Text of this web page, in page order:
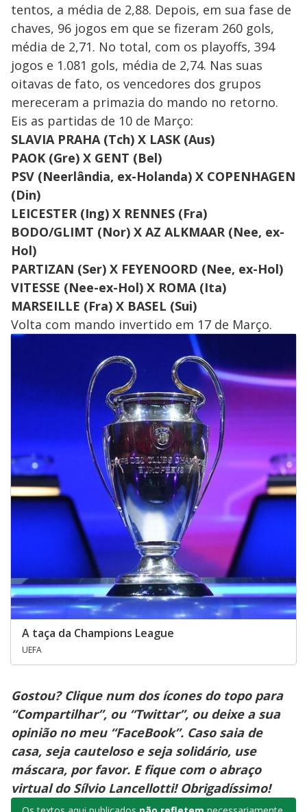
tentos, a média de 2,88. Depois, em sua fase de
chaves, 96 jogos em que se fizeram 260 gols,
média de 2,71. No total, com os playoffs, 394
jogos e 1.081 gols, média de 2,74. Nas suas
oitavas de fato, os vencedores dos grupos
mereceram a primazia do mando no retorno.
Eis as partidas de 10 de Março:
SLAVIA PRAHA (Tch) X LASK (Aus)
PAOK (Gre) X GENT (Bel)
PSV (Neerlândia, ex-Holanda) X COPENHAGEN
(Din)
LEICESTER (Ing) X RENNES (Fra)
BODO/GLIMT (Nor) X AZ ALKMAAR (Nee, ex-
Hol)
PARTIZAN (Ser) X FEYENOORD (Nee, ex-Hol)
VITESSE (Nee-ex-Hol) X ROMA (Ita)
MARSEILLE (Fra) X BASEL (Sui)
Volta com mando invertido em 17 de Março.
A taça da Champions League
UEFA
Gostou? Clique num dos ícones do topo para
“Compartilhar”, ou “Twittar”, ou deixe a sua
opinião no meu “FaceBook”. Caso saia de
casa, seja cauteloso e seja solidário, use
máscara, por favor. E fique com o abraço
virtual do Sílvio Lancellotti! Obrigadíssimo!